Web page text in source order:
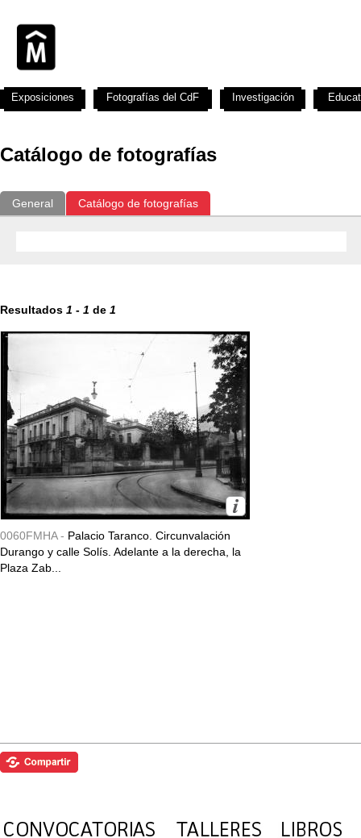
Catálogo de fotografías
General Catálogo de fotografías
Resultados 1 - 1 de 1
0060FMHA - Palacio Taranco. Circunvalación
Durango y calle Solís. Adelante a la derecha, la
Plaza Zab...
Exposiciones Fotografías del CdF Investigación